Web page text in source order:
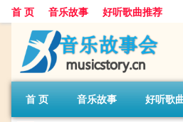
首 页 音乐故事 好听歌曲推荐
首 页 音乐故事 好听歌